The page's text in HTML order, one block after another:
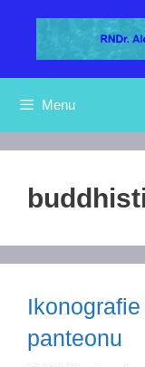
Menu
panteonu